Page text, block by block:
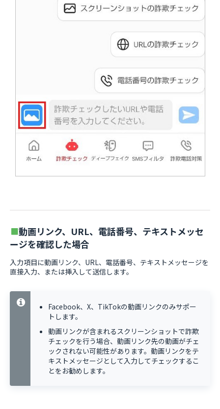
動画リンク、URL、電話番号、テキストメッセ
ージを確認した場合
入力項目に動画リンク、URL、電話番号、テキストメッセージを
直接入力、または挿入して送信します。
Facebook、X、TikTokの動画リンクのみサポー
トします。
動画リンクが含まれるスクリーンショットで詐欺
チェックを行う場合、動画リンク先の動画がチェ
ックされない可能性があります。動画リンクをテ
キストメッセージとして入力してチェックするこ
とをお勧めします。